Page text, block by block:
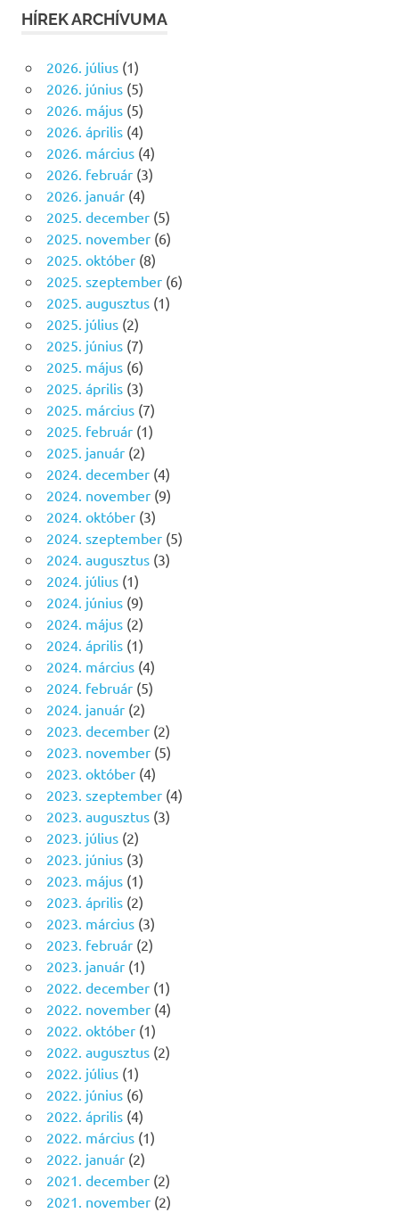
HÍREK ARCHÍVUMA
2026. július(1)
2026. június(5)
2026. május(5)
2026. április(4)
2026. március(4)
2026. február(3)
2026. január(4)
2025. december(5)
2025. november(6)
2025. október(8)
2025. szeptember(6)
2025. augusztus(1)
2025. július(2)
2025. június(7)
2025. május(6)
2025. április(3)
2025. március(7)
2025. február(1)
2025. január(2)
2024. december(4)
2024. november(9)
2024. október(3)
2024. szeptember(5)
2024. augusztus(3)
2024. július(1)
2024. június(9)
2024. május(2)
2024. április(1)
2024. március(4)
2024. február(5)
2024. január(2)
2023. december(2)
2023. november(5)
2023. október(4)
2023. szeptember(4)
2023. augusztus(3)
2023. július(2)
2023. június(3)
2023. május(1)
2023. április(2)
2023. március(3)
2023. február(2)
2023. január(1)
2022. december(1)
2022. november(4)
2022. október(1)
2022. augusztus(2)
2022. július(1)
2022. június(6)
2022. április(4)
2022. március(1)
2022. január(2)
2021. december(2)
2021. november(2)